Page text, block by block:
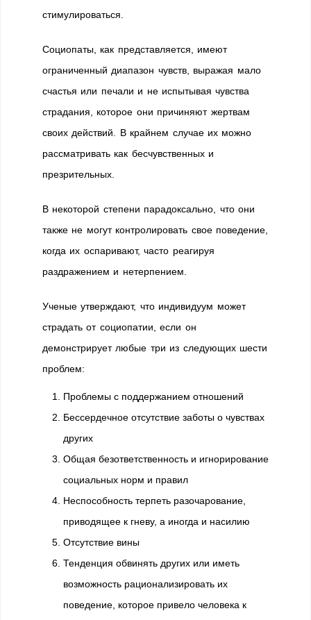
стимулироваться.
Социопаты, как представляется, имеют
ограниченный диапазон чувств, выражая мало
счастья или печали и не испытывая чувства
страдания, которое они причиняют жертвам
своих действий. В крайнем случае их можно
рассматривать как бесчувственных и
презрительных.
В некоторой степени парадоксально, что они
также не могут контролировать свое поведение,
когда их оспаривают, часто реагируя
раздражением и нетерпением.
Ученые утверждают, что индивидуум может
страдать от социопатии, если он
демонстрирует любые три из следующих шести
проблем:
Проблемы с поддержанием отношений
Бессердечное отсутствие заботы о чувствах
других
Общая безответственность и игнорирование
социальных норм и правил
Неспособность терпеть разочарование,
приводящее к гневу, а иногда и насилию
Отсутствие вины
Тенденция обвинять других или иметь
возможность рационализировать их
поведение, которое привело человека к